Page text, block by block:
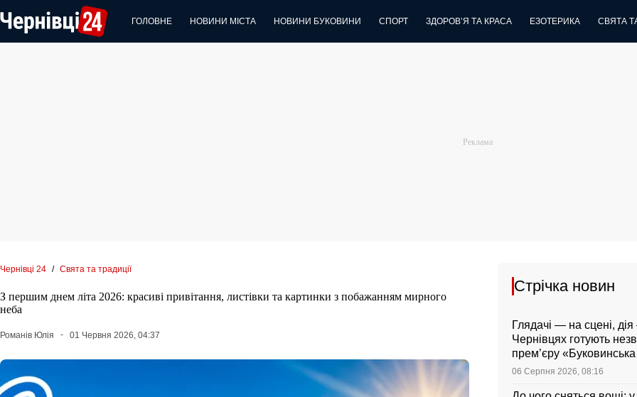
до
вмісту
ГОЛОВНЕ НОВИНИ МІСТА НОВИНИ БУКОВИНИ СПОРТ ЗДОРОВ’Я ТА КРАСА ЕЗОТЕРИКА СВЯТА
Чернівці 24 / Свята та традиції
З першим днем літа 2026: красиві привітання, листівки та картинки з побажанням мирного
неба
Романів Юлія 01 Червня 2026, 04:37
Стрічка новин
Глядачі — на сцені,
Чернівцях готують
прем’єру
06 Серпня 2026, 08:16